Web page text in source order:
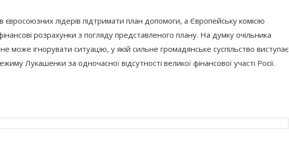
лідерів підтримати план допомоги, а Європейську комісію
розрахунки з погляду представленого плану. На думку очільника
може ігнорувати ситуацію, у якій сильне громадянське суспільство виступає
Лукашенки за одночасної відсутності великої фінансової участі Росії.